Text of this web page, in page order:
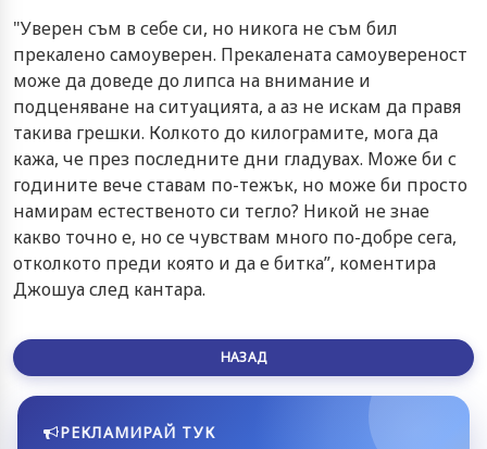
"Уверен съм в себе си, но никога не съм бил
прекалено самоуверен. Прекалената самоувереност
може да доведе до липса на внимание и
подценяване на ситуацията, а аз не искам да правя
такива грешки. Колкото до килограмите, мога да
кажа, че през последните дни гладувах. Може би с
годините вече ставам по-тежък, но може би просто
намирам естественото си тегло? Никой не знае
какво точно е, но се чувствам много по-добре сега,
отколкото преди която и да е битка”, коментира
Джошуа след кантара.
НАЗАД
РЕКЛАМИРАЙ ТУК